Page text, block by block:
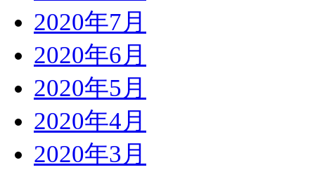
2020年7月
2020年6月
2020年5月
2020年4月
2020年3月